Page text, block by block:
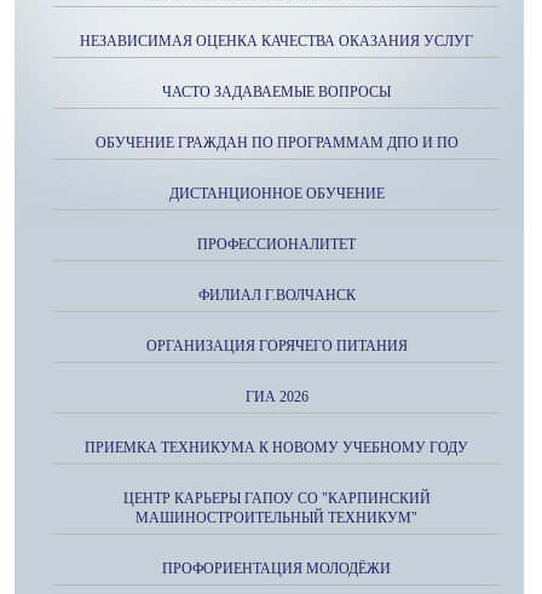
НЕЗАВИСИМАЯ ОЦЕНКА КАЧЕСТВА ОКАЗАНИЯ УСЛУГ
ЧАСТО ЗАДАВАЕМЫЕ ВОПРОСЫ
ОБУЧЕНИЕ ГРАЖДАН ПО ПРОГРАММАМ ДПО И ПО
ДИСТАНЦИОННОЕ ОБУЧЕНИЕ
ПРОФЕССИОНАЛИТЕТ
ФИЛИАЛ Г.ВОЛЧАНСК
ОРГАНИЗАЦИЯ ГОРЯЧЕГО ПИТАНИЯ
ГИА 2026
ПРИЕМКА ТЕХНИКУМА К НОВОМУ УЧЕБНОМУ ГОДУ
ЦЕНТР КАРЬЕРЫ ГАПОУ СО "КАРПИНСКИЙ
МАШИНОСТРОИТЕЛЬНЫЙ ТЕХНИКУМ"
ПРОФОРИЕНТАЦИЯ МОЛОДЁЖИ